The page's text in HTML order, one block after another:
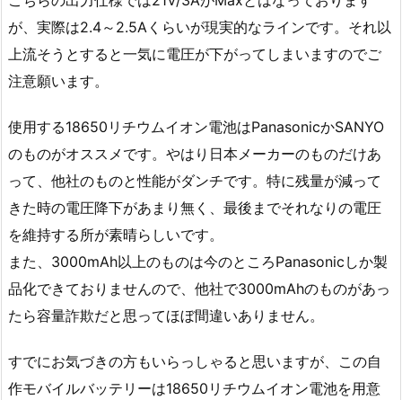
が、実際は2.4～2.5Aくらいが現実的なラインです。それ以
上流そうとすると一気に電圧が下がってしまいますのでご
注意願います。
使用する18650リチウムイオン電池はPanasonicかSANYO
のものがオススメです。やはり日本メーカーのものだけあ
って、他社のものと性能がダンチです。特に残量が減って
きた時の電圧降下があまり無く、最後までそれなりの電圧
を維持する所が素晴らしいです。
また、3000mAh以上のものは今のところPanasonicしか製
品化できておりませんので、他社で3000mAhのものがあっ
たら容量詐欺だと思ってほぼ間違いありません。
すでにお気づきの方もいらっしゃると思いますが、この自
作モバイルバッテリーは18650リチウムイオン電池を用意